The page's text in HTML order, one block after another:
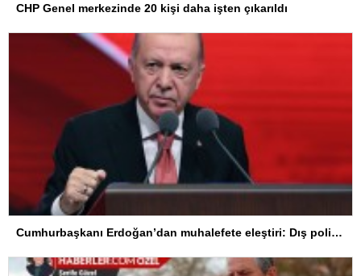
CHP Genel merkezinde 20 kişi daha işten çıkarıldı
Cumhurbaşkanı Erdoğan’dan muhalefete eleştiri: Dış politikayı bırakın, gidin koltuk peşinde koşun